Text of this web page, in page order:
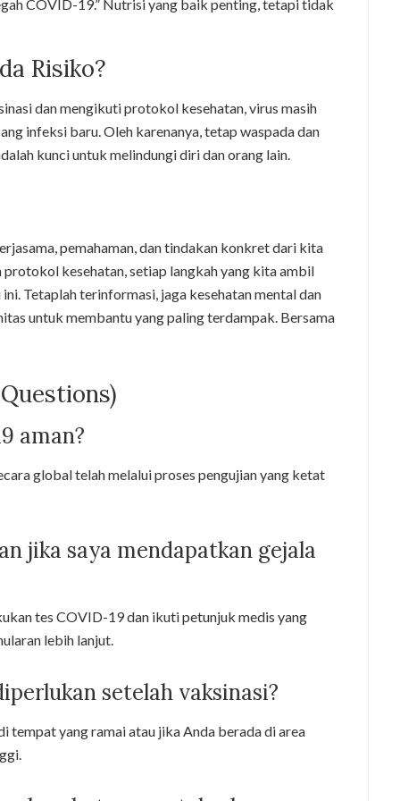
COVID-19.” Nutrisi yang baik penting, tetapi tidak
Risiko?
dan mengikuti protokol kesehatan, virus masih
infeksi baru. Oleh karenanya, tetap waspada dan
kunci untuk melindungi diri dan orang lain.
pemahaman, dan tindakan konkret dari kita
protokol kesehatan, setiap langkah yang kita ambil
Tetaplah terinformasi, jaga kesehatan mental dan
untuk membantu yang paling terdampak. Bersama
aman?
global telah melalui proses pengujian yang ketat
jika saya mendapatkan gejala
tes COVID-19 dan ikuti petunjuk medis yang
lebih lanjut.
setelah vaksinasi?
tempat yang ramai atau jika Anda berada di area